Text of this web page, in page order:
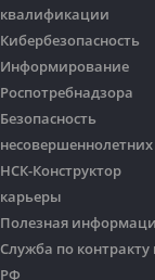
квалификации
Кибербезопасность
Информирование
Роспотребнадзора
Безопасность
несовершеннолетних
НСК-Конструктор
карьеры
Полезная
Служба по контракту
РФ